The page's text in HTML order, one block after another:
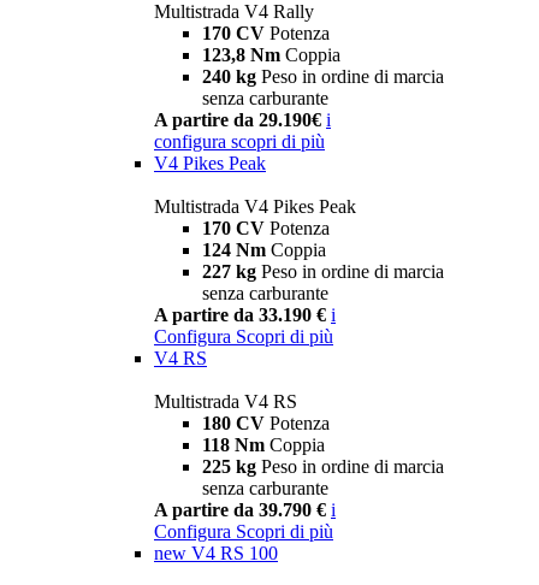
Multistrada V4 Rally
170 CV Potenza
123,8 Nm Coppia
240 kg Peso in ordine di marcia
senza carburante
A partire da 29.190€ i
configura scopri di più
V4 Pikes Peak
Multistrada V4 Pikes Peak
170 CV Potenza
124 Nm Coppia
227 kg Peso in ordine di marcia
senza carburante
A partire da 33.190 € i
Configura Scopri di più
V4 RS
Multistrada V4 RS
180 CV Potenza
118 Nm Coppia
225 kg Peso in ordine di marcia
senza carburante
A partire da 39.790 € i
Configura Scopri di più
new V4 RS 100